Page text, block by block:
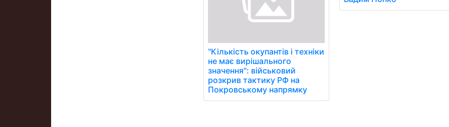
"Кількість окупантів і техніки
не має вирішального
значення": військовий
розкрив тактику РФ на
Покровському напрямку